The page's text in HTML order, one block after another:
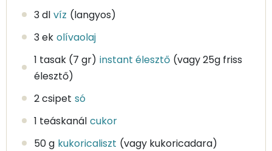
3 dl víz (langyos)
3 ek olívaolaj
1 tasak (7 gr) instant élesztő (vagy 25g friss
élesztő)
2 csipet só
1 teáskanál cukor
50 g kukoricaliszt (vagy kukoricadara)